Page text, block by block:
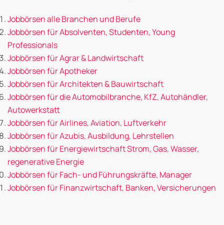
Jobbörsen alle Branchen und Berufe
Jobbörsen für Absolventen, Studenten, Young
Professionals
Jobbörsen für Agrar & Landwirtschaft
Jobbörsen für Apotheker
Jobbörsen für Architekten & Bauwirtschaft
Jobbörsen für die Automobilbranche, KfZ, Autohändler,
Autowerkstatt
Jobbörsen für Airlines, Aviation, Luftverkehr
Jobbörsen für Azubis, Ausbildung, Lehrstellen
Jobbörsen für Energiewirtschaft Strom, Gas, Wasser,
regenerative Energie
Jobbörsen für Fach- und Führungskräfte, Manager
Jobbörsen für Finanzwirtschaft, Banken, Versicherungen